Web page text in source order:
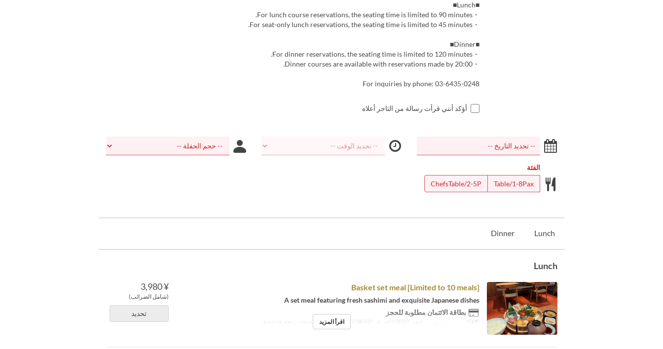
■Lunch■
・For lunch course reservations, the seating time is limited to 90 minutes.
・For seat-only lunch reservations, the seating time is limited to 45 minutes.
■Dinner■
・For dinner reservations, the seating time is limited to 120 minutes.
・Dinner courses are available with reservations made by 20:00.
For inquiries by phone: 03-6435-0248
أؤكد أنني قرأت رسالة من التاجر أعلاه
الفئة
Table/1-8Pax
ChefsTable/2-5P
Lunch
Dinner
Lunch
¥ 3,980
(شامل الضرائب)
تحديد
Basket set meal [Limited to 10 meals]
A set meal featuring fresh sashimi and exquisite Japanese dishes
بطاقة الائتمان مطلوبة للحجز
أيام وجبات الغداء فئة المقعد Table/1-8Pax, ChefsTable/2-5P
اقرأ المزيد